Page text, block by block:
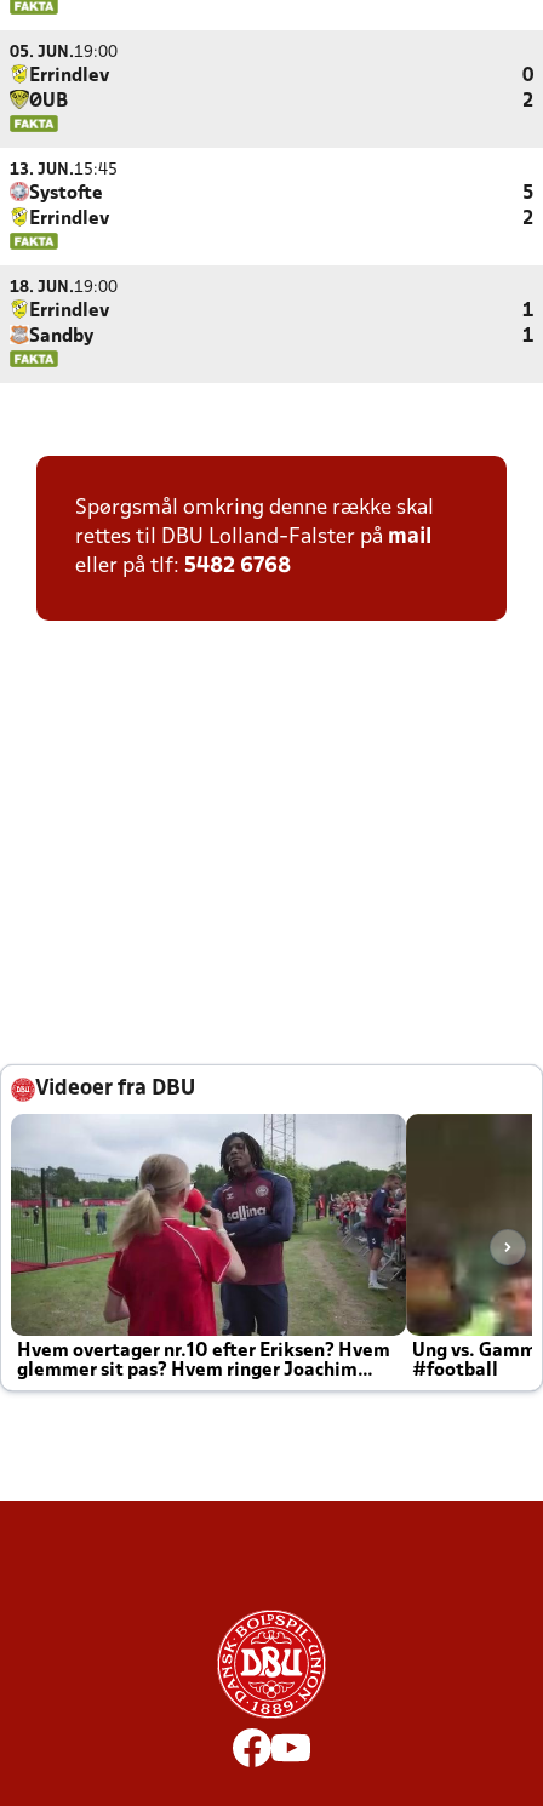
05. JUN.19:00
Errindlev
0
ØUB
2
13. JUN.15:45
Systofte
5
Errindlev
2
18. JUN.19:00
Errindlev
1
Sandby
1
Spørgsmål omkring denne række skal
rettes til DBU Lolland-Falster på mail
eller på tlf: 5482 6768
Videoer fra DBU
Hvem overtager nr.10 efter Eriksen? Hvem
glemmer sit pas? Hvem ringer Joachim
altid til efter kampe?
Ung vs.
#football